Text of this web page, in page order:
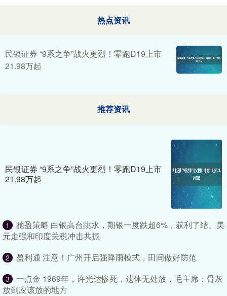
热点资讯
民银证券 “9系之争”战火更烈！零跑D19上市
21.98万起
推荐资讯
民银证券 “9系之争”战火更烈！零跑D19上市
21.98万起
1
驰盈策略 白银高台跳水，期银一度跌超6%，获利了结、美
元走强和印度关税冲击共振
2 盈利通 注意！广州开启强降雨模式，田间做好防范
3
一点金 1969年，许光达惨死，遗体无处放，毛主席：骨灰
放到应该放的地方